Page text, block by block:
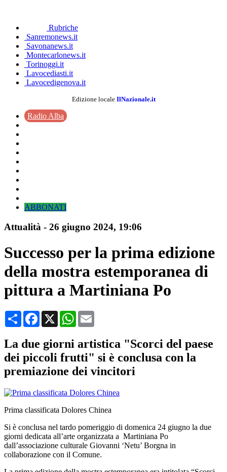
Rubriche
Sanremonews.it
Savonanews.it
Montecarlonews.it
Torinoggi.it
Lavocediasti.it
Lavocedigenova.it
Edizione locale IlNazionale.it
Radio Alba
ABBONATI
Attualità - 26 giugno 2024, 19:06
Successo per la prima edizione
della mostra estemporanea di
pittura a Martiniana Po
CondividiFacebook
X WhatsApp
La due giorni artistica "Scorci del paese
dei piccoli frutti" si è conclusa con la
premiazione dei vincitori
Prima classificata Dolores Chinea
Si è conclusa nel tardo pomeriggio di domenica 24 giugno la due
giorni dedicata all’arte organizzata a Martiniana Po
dall’associazione culturale Giovanni ‘Netu’ Borgna in
collaborazione con il Comune.